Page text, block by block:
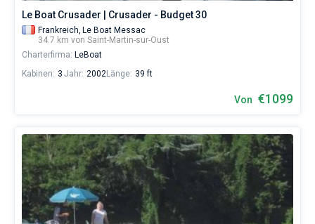
Le Boat Crusader | Crusader - Budget 30
Frankreich, Le Boat Messac
34.7 km von Saint-Martin-sur-Oust
Charterfirma: LeBoat
Kabinen: 3 Jahr: 2002Länge: 39 ft
Von €1099